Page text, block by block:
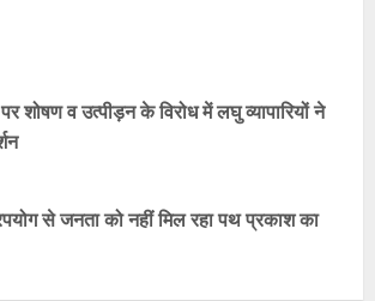
शोषण व उत्पीड़न के विरोध में लघु व्यापारियों ने
से जनता को नहीं मिल रहा पथ प्रकाश का